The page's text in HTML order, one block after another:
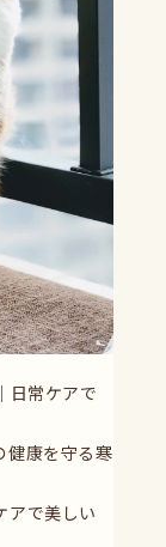
日常ケアで
健康を守る寒
アで美しい